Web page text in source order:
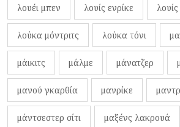
λουέι μπεν λουίς ενρίκε
λούκα μόντριτς λούκα τόνι
μάικιτς μάλμε μάνατζερ
μανού γκαρθία μανρίκε
μάντσεστερ σίτι μαξένς λακρουά